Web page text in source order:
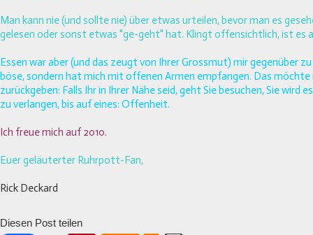
Man kann nie (und sollte nie) über etwas urteilen, bevor man es
gelesen oder sonst etwas "ge-geht" hat. Klingt offensichtlich, ist es
Essen war aber (und das zeugt von Ihrer Grossmut) mir gegenüber
böse, sondern hat mich mit offenen Armen empfangen. Das möchte
zurückgeben: Falls Ihr in Ihrer Nähe seid, geht Sie besuchen, Sie wird
zu verlangen, bis auf eines: Offenheit.
Ich freue mich auf 2010.
Euer geläuterter Ruhrpott-Fan,
Rick Deckard
Diesen Post teilen